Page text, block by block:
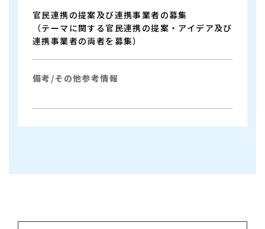
官民連携の提案及び連携事業者の募集
（テーマに関する官民連携の提案・アイデア及び
連携事業者の両者を募集）
備考/その他参考情報